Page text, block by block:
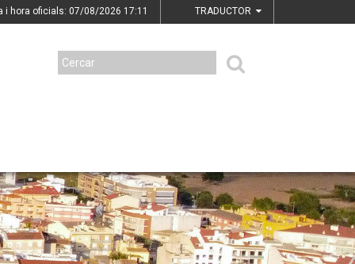
i hora oficials: 07/08/2026 17:11 TRADUCTOR